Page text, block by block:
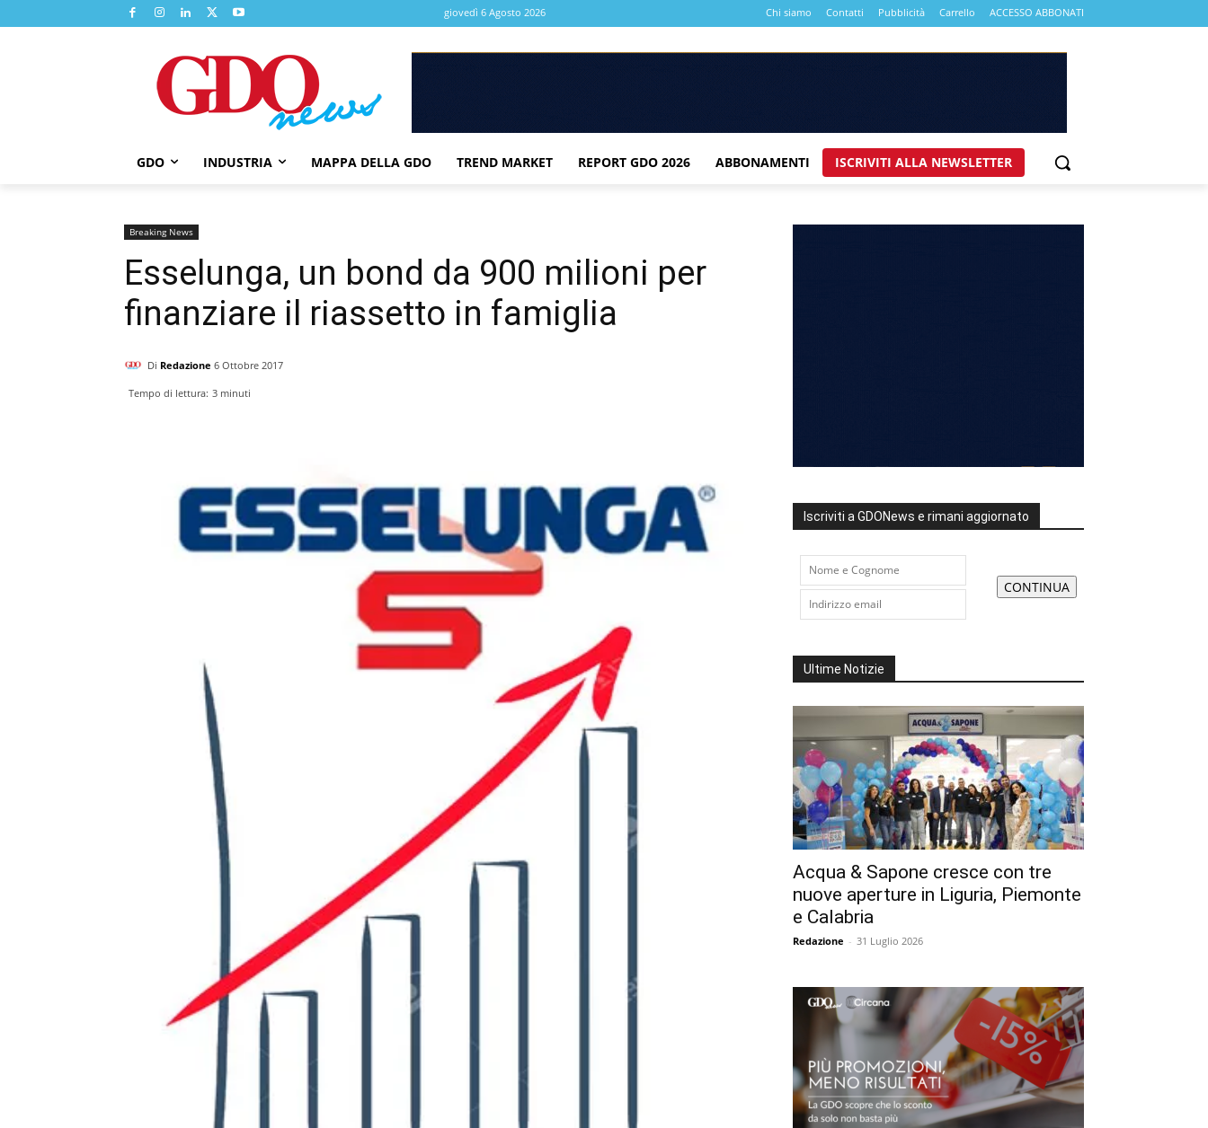
giovedì 6 Agosto 2026 Chi siamo Contatti Pubblicità Carrello ACCESSO ABBONATI
GDO INDUSTRIA MAPPA DELLA GDO TREND MARKET REPORT GDO 2026 ABBONAMENTI ISCRIVITI ALLA NEWSLETTER
Breaking News
Esselunga, un bond da 900 milioni per
finanziare il riassetto in famiglia
Di Redazione 6 Ottobre 2017
Tempo di lettura: 3 minuti
Iscriviti a GDONews e rimani aggiornato
Ultime Notizie
Acqua & Sapone cresce con tre
nuove aperture in Liguria, Piemonte
e Calabria
Redazione - 31 Luglio 2026